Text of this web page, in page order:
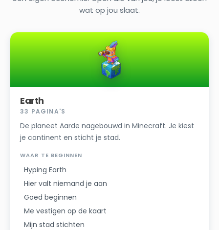
wat op jou slaat.
Earth
33 PAGINA'S
De planeet Aarde nagebouwd in Minecraft. Je kiest
je continent en sticht je stad.
WAAR TE BEGINNEN
Hyping Earth
Hier valt niemand je aan
Goed beginnen
Me vestigen op de kaart
Mijn stad stichten